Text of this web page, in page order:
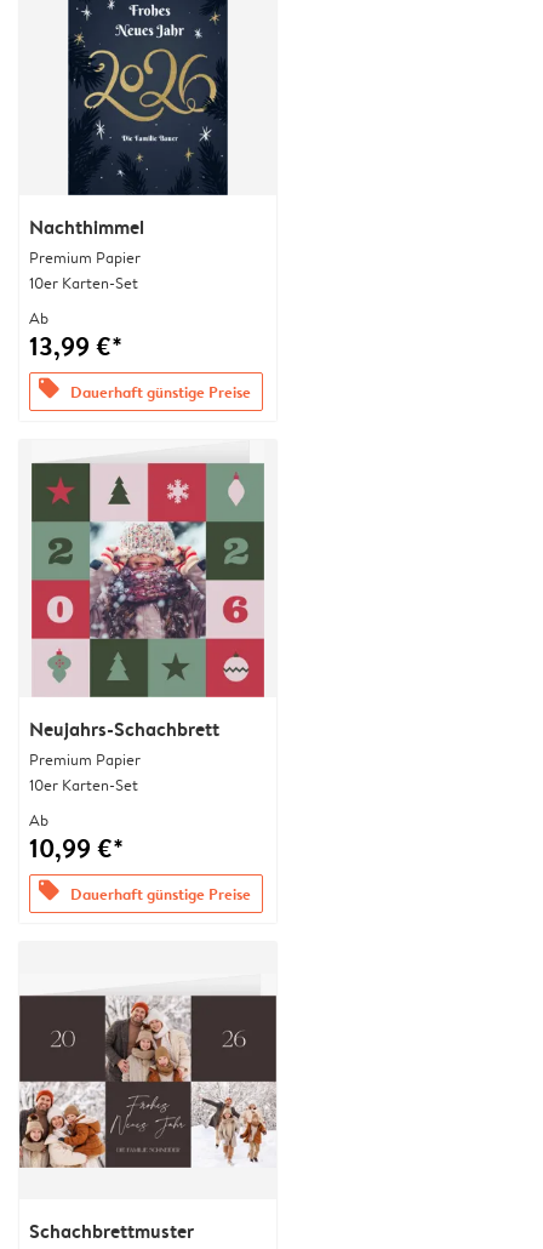
Nachthimmel
Premium Papier
10er Karten-Set
Ab
13,99 €*
offers Dauerhaft günstige Preise
Neujahrs-Schachbrett
Premium Papier
10er Karten-Set
Ab
10,99 €*
offers Dauerhaft günstige Preise
Schachbrettmuster